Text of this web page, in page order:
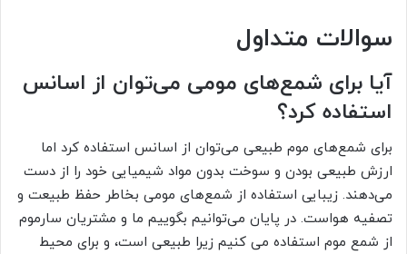
سوالات متداول
آیا برای شمع‌های مومی می‌توان از اسانس
استفاده کرد؟
برای شمع‌های موم طبیعی می‌توان از اسانس استفاده کرد اما
ارزش طبیعی بودن و سوخت بدون مواد شیمیایی خود را از دست
می‌دهند. زیبایی استفاده از شمع‌های مومی بخاطر حفظ طبیعت و
تصفیه هواست. در پایان می‌توانیم بگوییم ما و مشتریان‌ سارموم
از شمع موم استفاده می کنیم زیرا طبیعی است، و برای محیط